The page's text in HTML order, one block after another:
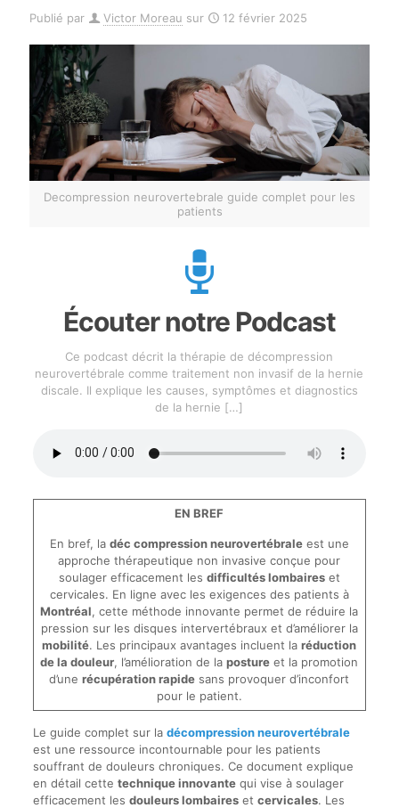
Publié par Victor Moreau sur 12 février 2025
Decompression neurovertebrale guide complet pour les
patients
Écouter notre Podcast
Ce podcast décrit la thérapie de décompression
neurovertébrale comme traitement non invasif de la hernie
discale. Il explique les causes, symptômes et diagnostics
de la hernie […]
EN BREF
En bref, la déc compression neurovertébraleest une
approche thérapeutique non invasive conçue pour
soulager efficacement les difficultés lombaireset
cervicales. En ligne avec les exigences des patients à
Montréal, cette méthode innovante permet de réduire la
pression sur les disques intervertébraux et d’améliorer la
mobilité. Les principaux avantages incluent laréduction
de la douleur, l’amélioration de laposture et la promotion
d’unerécupération rapide sans provoquer d’inconfort
pour le patient.
Le guide complet sur la décompression neurovertébrale
est une ressource incontournable pour les patients
souffrant de douleurs chroniques. Ce document explique
en détail cette technique innovantequi vise à soulager
efficacement les douleurs lombaireset cervicales. Les